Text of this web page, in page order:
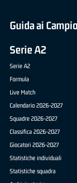
Guida ai
Serie A2
Serie A2
Formula
Live Match
Calendario 2026-2027
Squadre 2026-2027
Classifica 2026-2027
Giocatori 2026-2027
Statistiche individuali
Statistiche squadra